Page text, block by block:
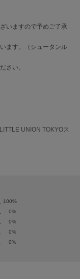
いますので予めご了承
ます。（シュータンル
さい。
LITTLE UNION TOKYOス
100%
0%
0%
0%
0%